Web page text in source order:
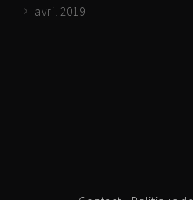
avril 2019